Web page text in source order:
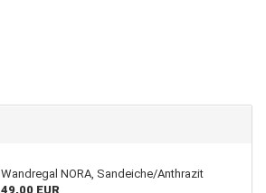
Wandregal NORA, Sandeiche/Anthrazit
49,00 EUR